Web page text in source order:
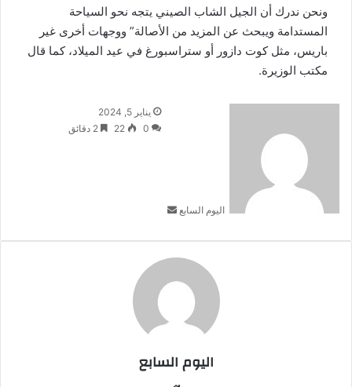
ونحن ندرك أن الجيل الشاب الصيني يتجه نحو السياحة
المستدامة ويبحث عن المزيد من الأصالة” ووجهات أخرى غير
باريس، مثل كوت دازور أو ستراسبورغ في عيد الميلاد، كما قال
مكتب الوزيرة.
اليوم السابع
أرسل
بريدا
يناير 5, 2024
0
22
اليوم السابع